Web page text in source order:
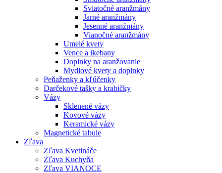
Sviatočné aranžmány
Jarné aranžmány
Jesenné aranžmány
Vianočné aranžmány
Umelé kvety
Vence a ikebany
Doplnky na aranžovanie
Mydlové kvety a doplnky
Peňaženky a kľúčenky
Darčekové tašky a krabičky
Vázy
Sklenené vázy
Kovové vázy
Keramické vázy
Magnetické tabule
Zľava
Zľava Kvetináče
Zľava Kuchyňa
Zľava VIANOCE